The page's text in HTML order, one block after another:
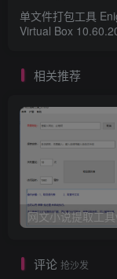
单文件打包工具
Virtual Box
相关推荐
评论 抢沙发